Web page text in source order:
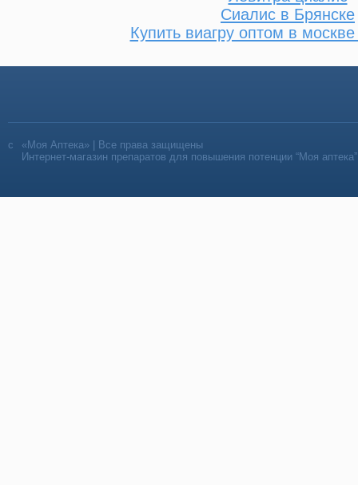
Сиалис в Брянске
Купить виагру оптом в
«Моя Аптека» | Все права защищены
Интернет-магазин препаратов для повышения потенции “Моя